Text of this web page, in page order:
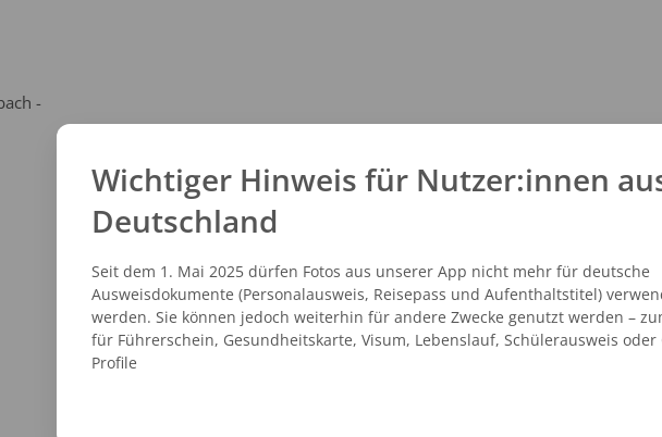
-
Wichtiger Hinweis für Nutzer:innen
Deutschland
Seit dem 1. Mai 2025 dürfen Fotos aus unserer App nicht mehr für deutsche
Ausweisdokumente (Personalausweis, Reisepass und Aufenthaltstitel)
werden. Sie können jedoch weiterhin für andere Zwecke genutzt werden –
für Führerschein, Gesundheitskarte, Visum, Lebenslauf, Schülerausweis oder
Profile